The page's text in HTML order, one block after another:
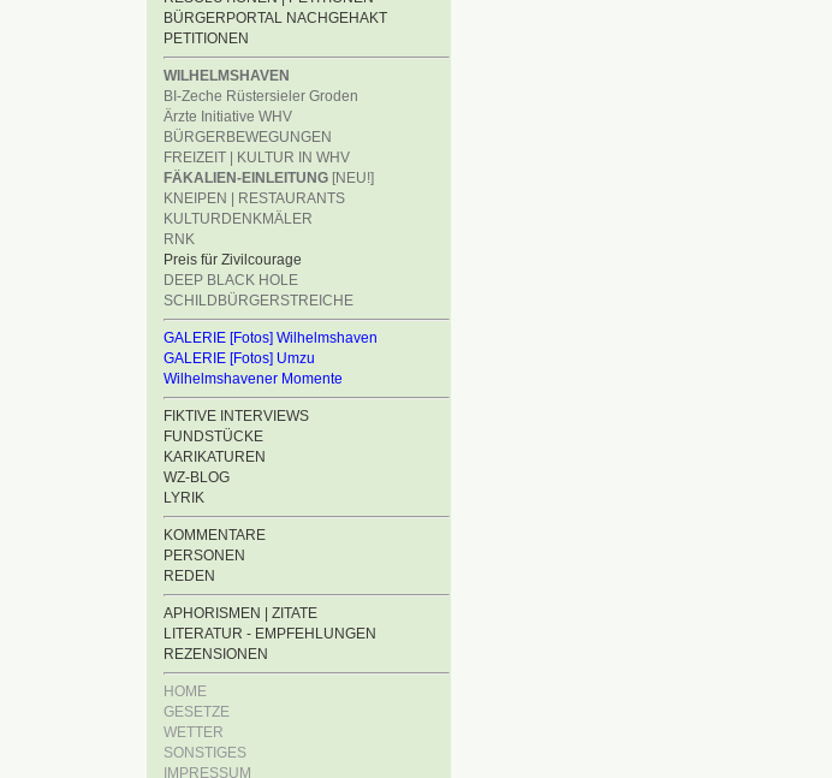
BÜRGERPORTAL NACHGEHAKT
PETITIONEN
WILHELMSHAVEN
BI-Zeche Rüstersieler Groden
Ärzte Initiative WHV
BÜRGERBEWEGUNGEN
FREIZEIT | KULTUR IN WHV
FÄKALIEN-EINLEITUNG [NEU!]
KNEIPEN | RESTAURANTS
KULTURDENKMÄLER
RNK
Preis für Zivilcourage
DEEP BLACK HOLE
SCHILDBÜRGERSTREICHE
GALERIE [Fotos] Wilhelmshaven
GALERIE [Fotos] Umzu
Wilhelmshavener Momente
FIKTIVE INTERVIEWS
FUNDSTÜCKE
KARIKATUREN
WZ-BLOG
LYRIK
KOMMENTARE
PERSONEN
REDEN
APHORISMEN | ZITATE
LITERATUR - EMPFEHLUNGEN
REZENSIONEN
HOME
GESETZE
WETTER
SONSTIGES
IMPRESSUM